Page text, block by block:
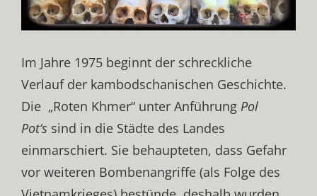
Im Jahre 1975 beginnt der schreckliche
Verlauf der kambodschanischen Geschichte.
Die „Roten Khmer“ unter Anführung Pol
Pot‘s sind in die Städte des Landes
einmarschiert. Sie behaupteten, dass Gefahr
vor weiteren Bombenangriffe (als Folge des